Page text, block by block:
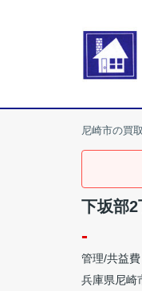
尼崎市の買
下坂部
-
管理/共益費
兵庫県尼崎